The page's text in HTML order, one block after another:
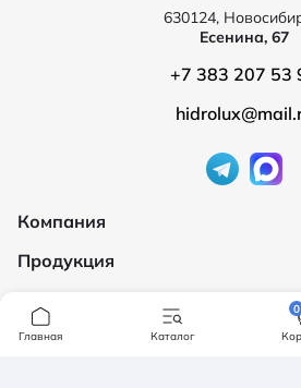
Компания
О компании
Доставка и оплата
Продукция
Мебель для ванной
630124,
Есенина, 67
+7 383 207 53
Главная Каталог
0